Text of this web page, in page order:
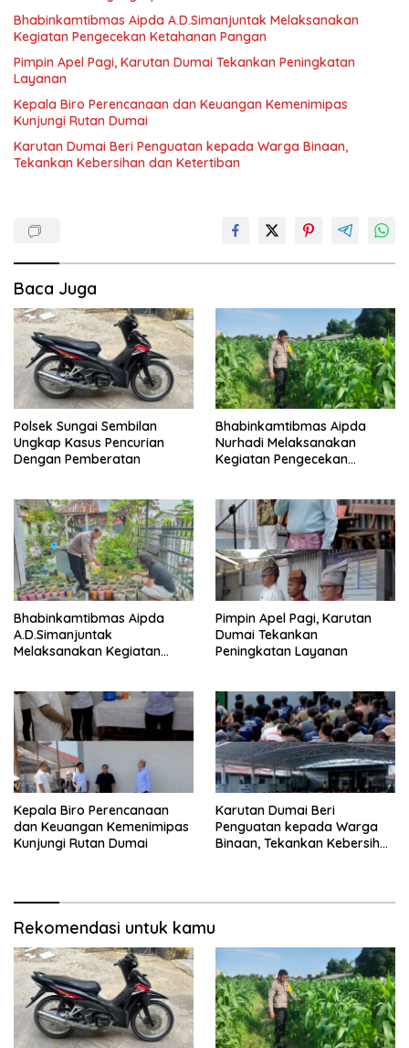
Bhabinkamtibmas Aipda A.D.Simanjuntak Melaksanakan
Kegiatan Pengecekan Ketahanan Pangan
Pimpin Apel Pagi, Karutan Dumai Tekankan Peningkatan
Layanan
Kepala Biro Perencanaan dan Keuangan Kemenimipas
Kunjungi Rutan Dumai
Karutan Dumai Beri Penguatan kepada Warga Binaan,
Tekankan Kebersihan dan Ketertiban
Baca Juga
Polsek Sungai Sembilan
Ungkap Kasus Pencurian
Dengan Pemberatan
Bhabinkamtibmas Aipda
Nurhadi Melaksanakan
Kegiatan Pengecekan
Jagung Pipil
Bhabinkamtibmas Aipda
A.D.Simanjuntak
Melaksanakan Kegiatan
Pimpin Apel Pagi, Karutan
Dumai Tekankan
Peningkatan Layanan
Kepala Biro Perencanaan
dan Keuangan Kemenimipas
Kunjungi Rutan Dumai
Karutan Dumai Beri
Penguatan kepada Warga
Binaan, Tekankan Kebersihan
Rekomendasi untuk kamu